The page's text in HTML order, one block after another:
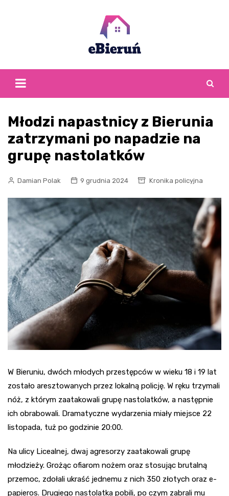
Młodzi napastnicy z Bierunia
zatrzymani po napadzie na
grupę nastolatków
Damian Polak 9 grudnia 2024 Kronika policyjna
W Bieruniu, dwóch młodych przestępców w wieku 18 i 19 lat
zostało aresztowanych przez lokalną policję. W ręku trzymali
nóż, z którym zaatakowali grupę nastolatków, a następnie
ich obrabowali. Dramatyczne wydarzenia miały miejsce 22
listopada, tuż po godzinie 20:00.
Na ulicy Licealnej, dwaj agresorzy zaatakowali grupę
młodzieży. Grożąc ofiarom nożem oraz stosując brutalną
przemoc, zdołali ukraść jednemu z nich 350 złotych oraz e-
papieros. Drugiego nastolatka pobili, po czym zabrali mu